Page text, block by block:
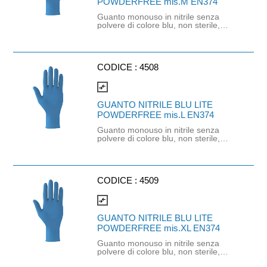
Guanto monouso in nitrile senza
polvere di colore blu, non sterile,
medico: I classe (Regolamento (EU)
Individuale: Cat. III (Regolamento
gli alimenti in accordo col
regolamento (EC) No 1935/2004 e
con regolamento della Commissione
(EU)No 10/2011.
CODICE :4508
compare_arrows
GUANTO NITRILE BLU LITE
POWDERFREE mis.L EN374
Guanto monouso in nitrile senza
polvere di colore blu, non sterile,
medico: I classe (Regolamento (EU)
Individuale: Cat. III (Regolamento
gli alimenti in accordo col
regolamento (EC) No 1935/2004 e
con regolamento della Commissione
(EU)No 10/2011.
CODICE :4509
compare_arrows
GUANTO NITRILE BLU LITE
POWDERFREE mis.XL EN374
Guanto monouso in nitrile senza
polvere di colore blu, non sterile,